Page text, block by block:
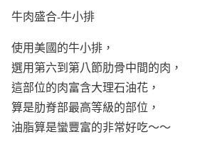
牛肉盛合-牛小排
使用美國的牛小排，
選用第六到第八節肋骨中間的肉，
這部位的肉富含大理石油花，
算是肋脊部最高等級的部位，
油脂算是蠻豐富的非常好吃～～